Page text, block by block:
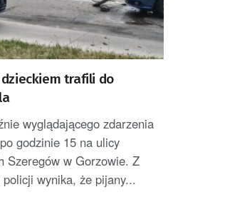
trafili do
wyglądającego zdarzenia
godzinie 15 na ulicy
Szeregów w Gorzowie. Z
policji wynika, że pijany...